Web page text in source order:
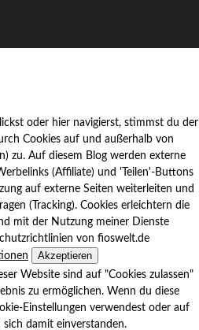
oder hier navigierst, stimmst du der
Cookies auf und außerhalb von
zu. Auf diesem Blog werden externe
(Affiliate) und 'Teilen'-Buttons
auf externe Seiten weiterleiten und
(Tracking). Cookies erleichtern die
mit der Nutzung meiner Dienste
von fioswelt.de
Akzeptieren
Website sind auf "Cookies zulassen"
zu ermöglichen. Wenn du diese
Einstellungen verwendest oder auf
damit einverstanden.